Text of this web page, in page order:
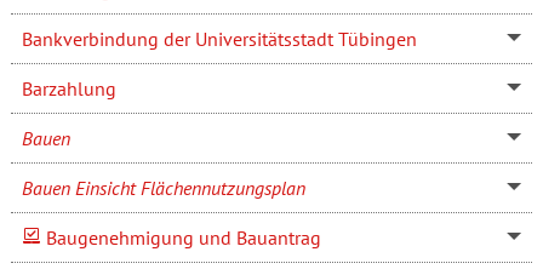
Bankverbindung der Universitätsstadt Tübingen
Barzahlung
Bauen
Bauen Einsicht Flächennutzungsplan
Baugenehmigung und Bauantrag